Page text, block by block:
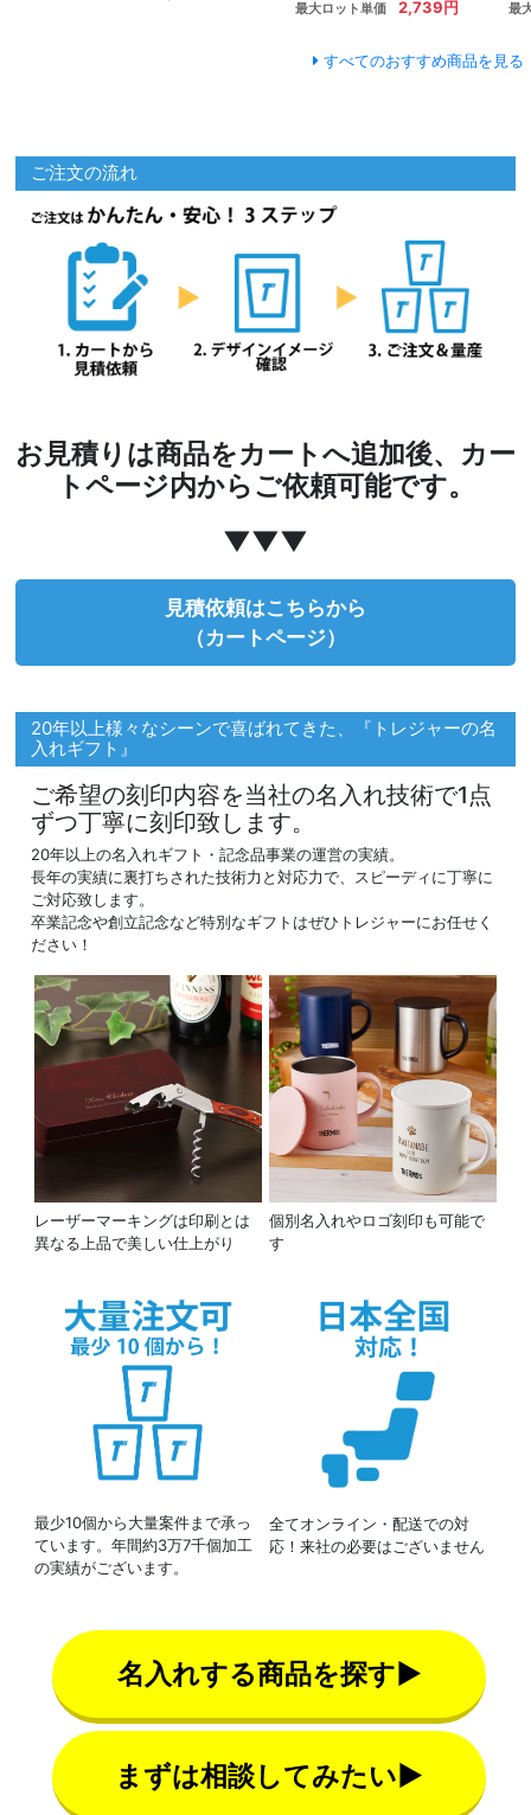
最大ロット単価 2,739円 最
すべてのおすすめ商品を見る
ご注文の流れ
お見積りは商品をカートへ追加後、カー
トページ内からご依頼可能です。
▼▼▼
見積依頼はこちらから
（カートページ）
20年以上様々なシーンで喜ばれてきた、『トレジャーの名
入れギフト』
ご希望の刻印内容を当社の名入れ技術で1点
ずつ丁寧に刻印致します。
20年以上の名入れギフト・記念品事業の運営の実績。
長年の実績に裏打ちされた技術力と対応力で、スピーディに丁寧に
ご対応致します。
卒業記念や創立記念など特別なギフトはぜひトレジャーにお任せく
ださい！
レーザーマーキングは印刷とは
異なる上品で美しい仕上がり
個別名入れやロゴ刻印も可能で
す
最少10個から大量案件まで承っ
ています。年間約3万7千個加工
の実績がございます。
全てオンライン・配送での対
応！来社の必要はございません
名入れする商品を探す▶
まずは相談してみたい▶